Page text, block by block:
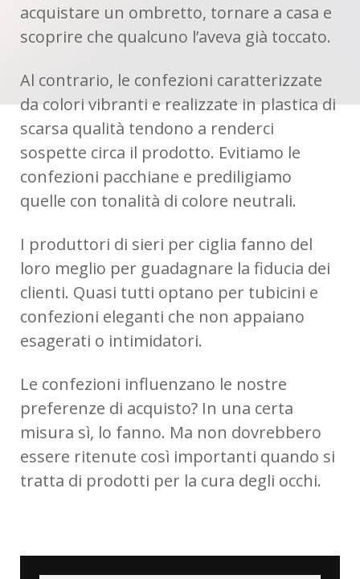
acquistare un ombretto, tornare a casa e
scoprire che qualcuno l’aveva già toccato.
Al contrario, le confezioni caratterizzate
da colori vibranti e realizzate in plastica di
scarsa qualità tendono a renderci
sospette circa il prodotto. Evitiamo le
confezioni pacchiane e prediligiamo
quelle con tonalità di colore neutrali.
I produttori di sieri per ciglia fanno del
loro meglio per guadagnare la fiducia dei
clienti. Quasi tutti optano per tubicini e
confezioni eleganti che non appaiano
esagerati o intimidatori.
Le confezioni influenzano le nostre
preferenze di acquisto? In una certa
misura sì, lo fanno. Ma non dovrebbero
essere ritenute così importanti quando si
tratta di prodotti per la cura degli occhi.